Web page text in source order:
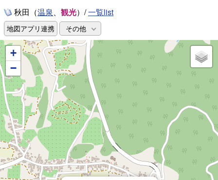
秋田（温泉 、 観光）/一覧list
地図アプリ連携 その他
+
−